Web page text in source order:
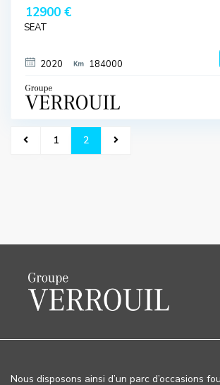
12900 €
SEAT
2020 184000
1 2
Nous disposons ainsi d’un parc d’occasions